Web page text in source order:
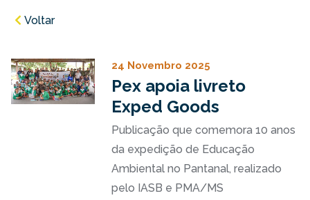
Voltar
24 Novembro 2025
Pex apoia livreto
Exped Goods
Publicação que comemora 10 anos
da expedição de Educação
Ambiental no Pantanal, realizado
pelo IASB e PMA/MS